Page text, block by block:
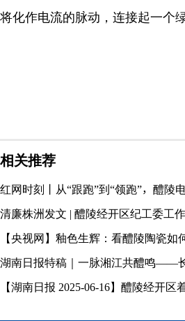
将化作电流的脉动，连接起一个
相关推荐
红网时刻丨从“跟跑”到“领跑”，醴陵
清廉株洲发文 | 醴陵经开区纪工委工
【央视网】釉色生辉：看醴陵陶瓷如
湖南日报特稿｜一脉湘江共醴鸣——
【湖南日报 2025-06-16】醴陵经开